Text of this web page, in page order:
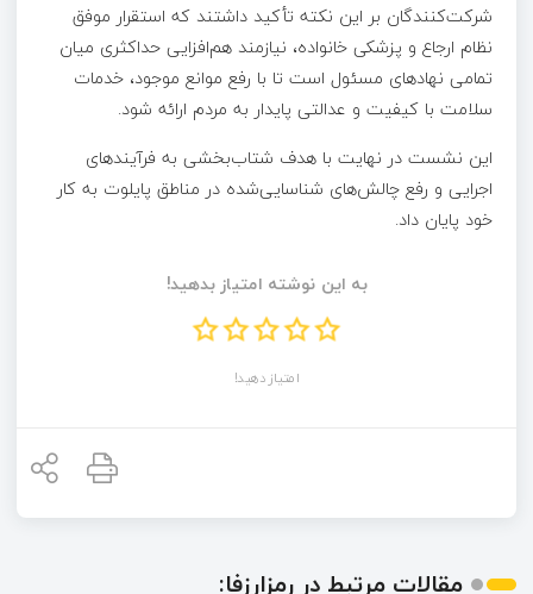
شرکت‌کنندگان بر این نکته تأکید داشتند که استقرار موفق
نظام ارجاع و پزشکی خانواده، نیازمند هم‌افزایی حداکثری میان
تمامی نهادهای مسئول است تا با رفع موانع موجود، خدمات
سلامت با کیفیت و عدالتی پایدار به مردم ارائه شود.
این نشست در نهایت با هدف شتاب‌بخشی به فرآیندهای
اجرایی و رفع چالش‌های شناسایی‌شده در مناطق پایلوت به کار
خود پایان داد.
به این نوشته امتیاز بدهید!
امتیاز دهید!
مقالات مرتبط در رمزارزفا: